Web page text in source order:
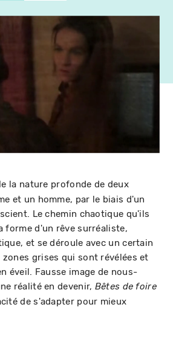
la nature profonde de deux
et un homme, par le biais d'un
Le chemin chaotique qu'ils
forme d'un rêve surréaliste,
et se déroule avec un certain
grises qui sont révélées et
éveil. Fausse image de nous-
réalité en devenir, Bêtes de foire
de s'adapter pour mieux